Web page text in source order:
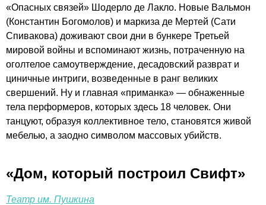
«Опасных связей» Шодерло де Лакло. Новые Вальмон
(Константин Богомолов) и маркиза де Мертей (Сати
Спивакова) доживают свои дни в бункере Третьей
мировой войны и вспоминают жизнь, потраченную на
оголтелое самоутверждение, десадовский разврат и
циничные интриги, возведенные в ранг великих
свершений. Ну и главная «приманка» — обнаженные
тела перформеров, которых здесь 18 человек. Они
танцуют, образуя коллективное тело, становятся живой
мебелью, а заодно символом массовых убийств.
«Дом, который построил Свифт»
Театр им. Пушкина